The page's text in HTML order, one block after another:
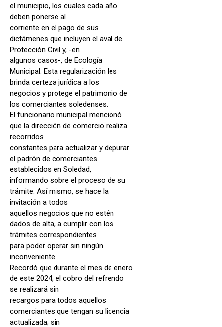
el municipio, los cuales cada año
deben ponerse al
corriente en el pago de sus
dictámenes que incluyen el aval de
Protección Civil y, -en
algunos casos-, de Ecología
Municipal. Esta regularización les
brinda certeza jurídica a los
negocios y protege el patrimonio de
los comerciantes soledenses.
El funcionario municipal mencionó
que la dirección de comercio realiza
recorridos
constantes para actualizar y depurar
el padrón de comerciantes
establecidos en Soledad,
informando sobre el proceso de su
trámite. Así mismo, se hace la
invitación a todos
aquellos negocios que no estén
dados de alta, a cumplir con los
trámites correspondientes
para poder operar sin ningún
inconveniente.
Recordó que durante el mes de enero
de este 2024, el cobro del refrendo
se realizará sin
recargos para todos aquellos
comerciantes que tengan su licencia
actualizada; sin